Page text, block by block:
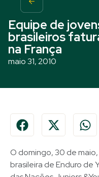
Equipe de
brasileiros
na França
maio 31, 2010
O domingo, 30 de
brasileira de Enduro de